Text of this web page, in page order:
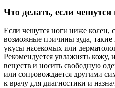
Что делать, если
Если чешутся ноги ниже колен,
возможные причины зуда, такие
укусы насекомых или
Рекомендуется увлажнять кожу,
веществ и носить свободную
или сопровождается другими
к врачу для диагностики и